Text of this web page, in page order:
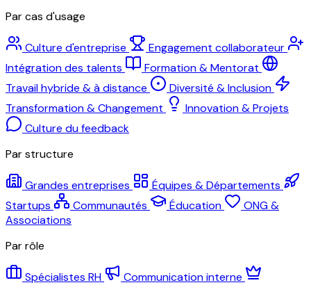
Par cas d'usage
Culture d'entreprise
Engagement collaborateur
Intégration des talents
Formation & Mentorat
Travail hybride & à distance
Diversité & Inclusion
Transformation & Changement
Innovation & Projets
Culture du feedback
Par structure
Grandes entreprises
Équipes & Départements
Startups
Communautés Éducation
ONG &
Associations
Par rôle
Spécialistes RH
Communication interne